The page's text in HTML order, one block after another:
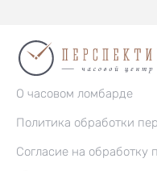
О часовом ломбарде
Политика обработки
Согласие на обработку